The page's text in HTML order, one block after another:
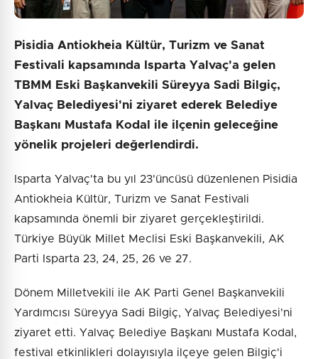
Pisidia Antiokheia Kültür, Turizm ve Sanat
Festivali kapsamında Isparta Yalvaç'a gelen
TBMM Eski Başkanvekili Süreyya Sadi Bilgiç,
Yalvaç Belediyesi'ni ziyaret ederek Belediye
Başkanı Mustafa Kodal ile ilçenin geleceğine
yönelik projeleri değerlendirdi.
Isparta Yalvaç'ta bu yıl 23'üncüsü düzenlenen Pisidia
Antiokheia Kültür, Turizm ve Sanat Festivali
kapsamında önemli bir ziyaret gerçekleştirildi.
Türkiye Büyük Millet Meclisi Eski Başkanvekili, AK
Parti Isparta 23, 24, 25, 26 ve 27.
Dönem Milletvekili ile AK Parti Genel Başkanvekili
Yardımcısı Süreyya Sadi Bilgiç, Yalvaç Belediyesi'ni
ziyaret etti. Yalvaç Belediye Başkanı Mustafa Kodal,
festival etkinlikleri dolayısıyla ilçeye gelen Bilgiç'i